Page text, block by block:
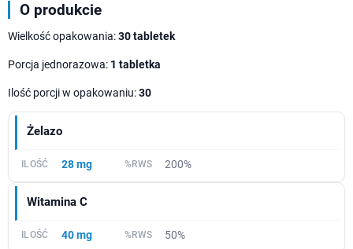
O produkcie
Wielkość opakowania:30 tabletek
Porcja jednorazowa: 1 tabletka
Ilość porcji w opakowaniu:30
Żelazo
28 mg 200%
Witamina C
40 mg 50%